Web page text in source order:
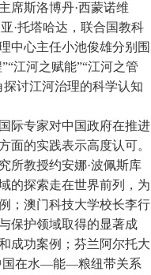
席斯洛博丹·西蒙诺维
·托塔哈达，联合国教科
中心主任小池俊雄分别围
江河之赋能”“江河之管
讨江河治理的科学认知
际专家对中国政府在推进
面的实践表示高度认可。
所教授约安娜·波佩斯库
的探索走在世界前列，为
；澳门科技大学校长李行
保护领域取得的显著成
成功案例；芬兰阿尔托大
国在水—能—粮纽带关系